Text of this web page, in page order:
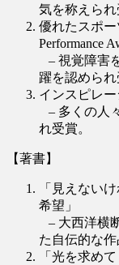
気を称えられ
優れたスポー
Performance
– 視覚障害
躍を認められ
インスピレー
– 多くの人
れ受賞。
【著書】
「見えない
希望」
– 大西洋横
た自伝的な作
「光を求め